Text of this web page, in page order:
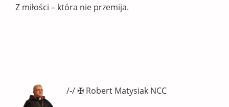
Z miłości – która nie przemija.
/-/ ✠ Robert Matysiak NCC